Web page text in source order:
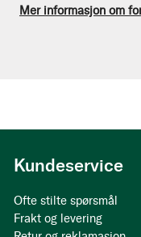
Mer informasjon om
Kundeservice
Ofte stilte spørsmål
Frakt og levering